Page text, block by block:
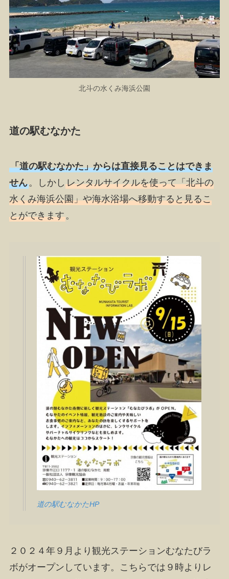
北斗の水くみ海浜公園
道の駅むなかた
「道の駅むなかた」からは直接見ることはできま
せん。しかし レンタルサイクルを使って「北斗の
水くみ海浜公園」や海水浴場へ移動すると見るこ
とができます。
道の駅むなかたHP
２０２４年９月より観光ステーションむなたびラ
ボがオープンしています。こちらでは９時よりレ